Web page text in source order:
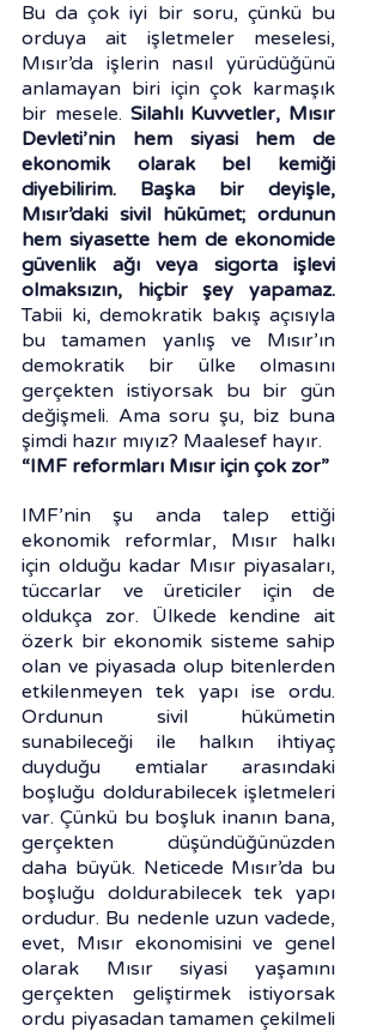
Bu da çok iyi bir soru, çünkü bu
orduya ait işletmeler meselesi,
Mısır’da işlerin nasıl yürüdüğünü
anlamayan biri için çok karmaşık
bir mesele. Silahlı Kuvvetler, Mısır
Devleti’nin hem siyasi hem de
ekonomik olarak bel kemiği
diyebilirim. Başka bir deyişle,
Mısır’daki sivil hükümet; ordunun
hem siyasette hem de ekonomide
güvenlik ağı veya sigorta işlevi
olmaksızın, hiçbir şey yapamaz.
Tabii ki, demokratik bakış açısıyla
bu tamamen yanlış ve Mısır’ın
demokratik bir ülke olmasını
gerçekten istiyorsak bu bir gün
değişmeli. Ama soru şu, biz buna
şimdi hazır mıyız? Maalesef hayır.
“IMF reformları Mısır için çok zor”
IMF’nin şu anda talep ettiği
ekonomik reformlar, Mısır halkı
için olduğu kadar Mısır piyasaları,
tüccarlar ve üreticiler için de
oldukça zor. Ülkede kendine ait
özerk bir ekonomik sisteme sahip
olan ve piyasada olup bitenlerden
etkilenmeyen tek yapı ise ordu.
Ordunun sivil hükümetin
sunabileceği ile halkın ihtiyaç
duyduğu emtialar arasındaki
boşluğu doldurabilecek işletmeleri
var. Çünkü bu boşluk inanın bana,
gerçekten düşündüğünüzden
daha büyük. Neticede Mısır’da bu
boşluğu doldurabilecek tek yapı
ordudur. Bu nedenle uzun vadede,
evet, Mısır ekonomisini ve genel
olarak Mısır siyasi yaşamını
gerçekten geliştirmek istiyorsak
ordu piyasadan tamamen çekilmeli